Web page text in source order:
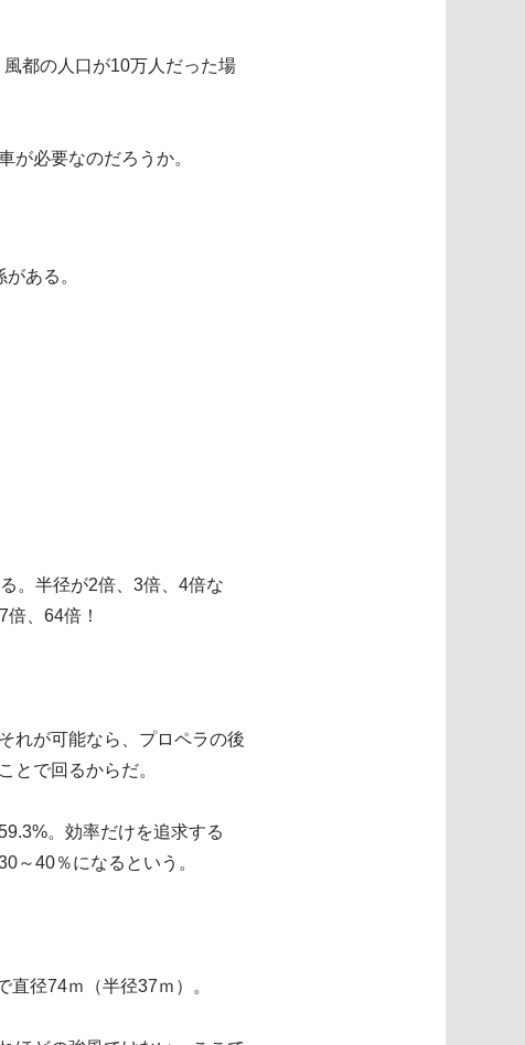
都の人口が10万人だった場
が必要なのだろうか。
ある。
。半径が2倍、3倍、4倍な
、64倍！
れが可能なら、プロペラの後
とで回るからだ。
。効率だけを追求する
～40％になるという。
径74ｍ（半径37ｍ）。